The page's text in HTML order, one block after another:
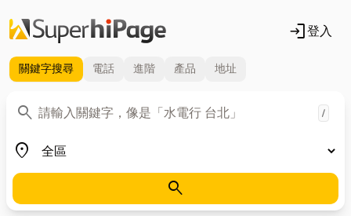
login登入
關鍵字搜尋 電話 進階 產品 地址
search
關鍵字 /
place
地區
search